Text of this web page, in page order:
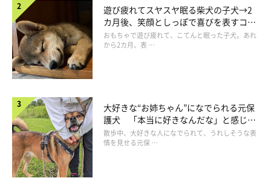
遊び疲れてスヤスヤ眠る柴犬の子犬→2
カ月後、笑顔としっぽで喜びを表すコに
成長！
おもちゃで遊び疲れて、こてんと眠った子犬。あれ
から2カ月、表 …
大好きな“お姉ちゃん”になでられる元保
護犬 「本当に好きなんだな」と感じる
表情にほっこり
散歩中、大好きな人になでられて、うれしそうな表
情を見せる元保 …